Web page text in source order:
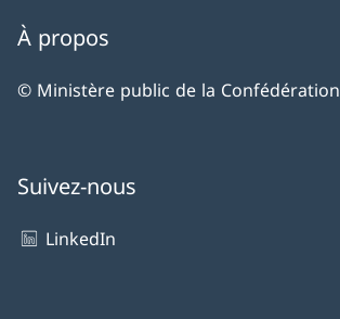
À propos
© Ministère public de la Confédération
Suivez-nous
LinkedIn